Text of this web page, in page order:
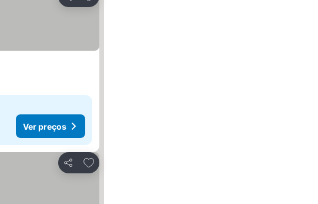
Ver preços
Partilhar
Adicionar aos favoritos